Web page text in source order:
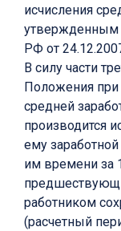
исчисления
утвержденным
РФ от
В силу части
Положения
средней
производится
ему
им времени за
работником
(расчетный